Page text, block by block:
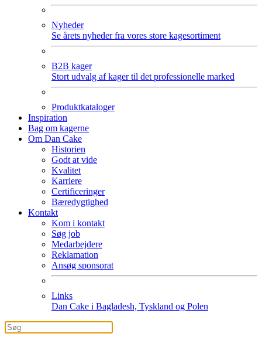
Nyheder
Se årets nyheder fra vores store kagesortiment
B2B kager
Stort udvalg af kager til det professionelle marked
Produktkataloger
Inspiration
Bag om kagerne
Om Dan Cake
Historien
Godt at vide
Kvalitet
Karriere
Certificeringer
Bæredygtighed
Kontakt
Kom i kontakt
Søg job
Medarbejdere
Reklamation
Ansøg sponsorat
Links
Dan Cake i Bagladesh, Tyskland og Polen